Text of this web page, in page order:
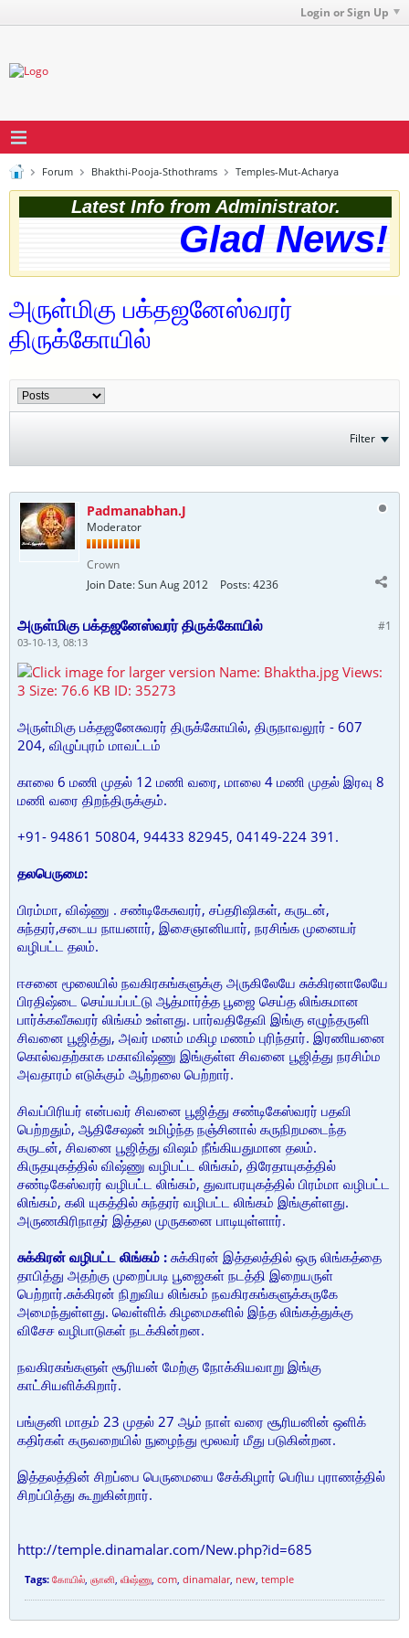
Login or Sign Up
Forum Bhakthi-Pooja-Sthothrams Temples-Mut-Acharya
Latest Info from Administrator.
Glad News!
அருள்மிகு பக்தஜனேஸ்வரர்
திருக்கோயில்
Filter
Padmanabhan.J
Moderator
Crown
Join Date:Sun Aug 2012 Posts:4236
#1
அருள்மிகு பக்தஜனேஸ்வரர் திருக்கோயில்
03-10-13, 08:13
அருள்மிகு பக்தஜனேசுவரர் திருக்கோயில், திருநாவலூர் - 607
204, விழுப்புரம் மாவட்டம்
காலை 6 மணி முதல் 12 மணி வரை, மாலை 4 மணி முதல் இரவு 8
மணி வரை திறந்திருக்கும்.
+91- 94861 50804, 94433 82945, 04149-224 391.
தலபெருமை:
பிரம்மா, விஷ்ணு . சண்டிகேசுவரர், சப்தரிஷிகள், கருடன்,
சுந்தரர்,சடைய நாயனார், இசைஞானியார், நரசிங்க முனையர்
வழிபட்ட தலம்.
ஈசனை மூலையில் நவகிரகங்களுக்கு அருகிலேயே சுக்கிரனாலேயே
பிரதிஷ்டை செய்யப்பட்டு ஆத்மார்த்த பூஜை செய்த லிங்கமான
பார்க்கவீசுவரர் லிங்கம் உள்ளது. பார்வதிதேவி இங்கு எழுந்தருளி
சிவனை பூஜித்து, அவர் மனம் மகிழ மணம் புரிந்தார். இரணியனை
கொல்வதற்காக மகாவிஷ்ணு இங்குள்ள சிவனை பூஜித்து நரசிம்ம
அவதாரம் எடுக்கும் ஆற்றலை பெற்றார்.
சிவப்பிரியர் என்பவர் சிவனை பூஜித்து சண்டிகேஸ்வரர் பதவி
பெற்றதும், ஆதிசேஷன் உமிழ்ந்த நஞ்சினால் கருநிறமடைந்த
கருடன், சிவனை பூஜித்து விஷம் நீங்கியதுமான தலம்.
கிருதயுகத்தில் விஷ்ணு வழிபட்ட லிங்கம், திரேதாயுகத்தில்
சண்டிகேஸ்வரர் வழிபட்ட லிங்கம், துவாபரயுகத்தில் பிரம்மா வழிபட்ட
லிங்கம், கலி யுகத்தில் சுந்தரர் வழிபட்ட லிங்கம் இங்குள்ளது.
அருணகிரிநாதர் இத்தல முருகனை பாடியுள்ளார்.
சுக்கிரன் வழிபட்ட லிங்கம் : சுக்கிரன் இத்தலத்தில் ஒரு லிங்கத்தை
தாபித்து அதற்கு முறைப்படி பூஜைகள் நடத்தி இறையருள்
பெற்றார்.சுக்கிரன் நிறுவிய லிங்கம் நவகிரகங்களுக்கருகே
அமைந்துள்ளது. வெள்ளிக் கிழமைகளில் இந்த லிங்கத்துக்கு
விசேச வழிபாடுகள் நடக்கின்றன.
நவகிரகங்களுள் சூரியன் மேற்கு நோக்கியவாறு இங்கு
காட்சியளிக்கிறார்.
பங்குனி மாதம் 23 முதல் 27 ஆம் நாள் வரை சூரியனின் ஒளிக்
கதிர்கள் கருவறையில் நுழைந்து மூலவர் மீது படுகின்றன.
இத்தலத்தின் சிறப்பை பெருமையை சேக்கிழார் பெரிய புராணத்தில்
சிறப்பித்து கூறுகின்றார்.
http://temple.dinamalar.com/New.php?id=685
Tags: கோயில், ஞானி, விஷ்ணு, com, dinamalar, new, temple